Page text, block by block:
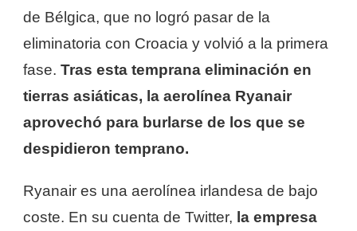
de Bélgica, que no logró pasar de la
eliminatoria con Croacia y volvió a la primera
fase. Tras esta temprana eliminación en
tierras asiáticas, la aerolínea Ryanair
aprovechó para burlarse de los que se
despidieron temprano.
Ryanair es una aerolínea irlandesa de bajo
coste. En su cuenta de Twitter, la empresa